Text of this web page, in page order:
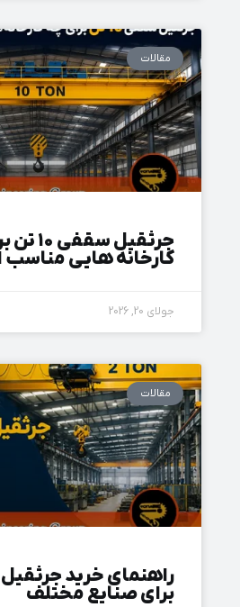
مقالات
جرثقیل
کارخانه‌ هایی
جولای 20, 2026
مقالات
برای صنایع مختلف